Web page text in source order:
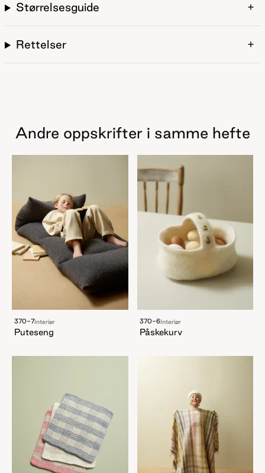
Størrelsesguide
Rettelser
Andre oppskrifter i samme hefte
370-7Interiør
Puteseng
370-6Interiør
Påskekurv